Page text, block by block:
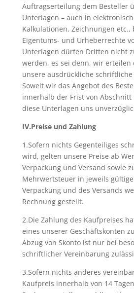
Auftragserteilung dem Besteller
Unterlagen – auch in
Kalkulationen, Zeichnungen
Eigentums- und Urheberrechte
Unterlagen dürfen Dritten nicht
werden, es sei denn, wir erteilen
unsere ausdrückliche
Soweit wir das Angebot des
innerhalb der Frist von Abschnitt
diese Unterlagen uns
IV.Preise und Zahlung
1.Sofern nichts Gegenteiliges
wird, gelten unsere Preise ab
Verpackung und Versand sowie
Mehrwertsteuer in jeweils
Verpackung und des Versands
Rechnung gestellt.
2.Die Zahlung des Kaufpreises
eines unserer Geschäftskonten
Abzug von Skonto ist nur bei
schriftlicher Vereinbarung
3.Sofern nichts anderes
Kaufpreis innerhalb von 14